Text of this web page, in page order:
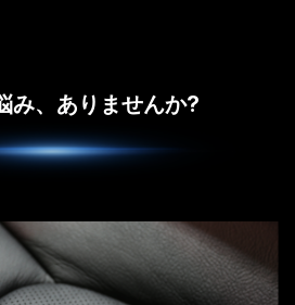
み、ありませんか?